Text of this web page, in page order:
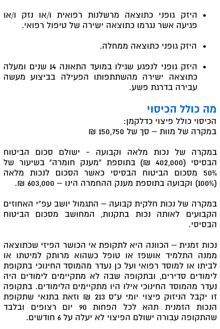
היזק גופני כתוצאה מרשלנות רפואית ו/או נזק ו/או
פגיעה אשר נגרמו כתוצאה ישירה של טיפול רפואי.
היזק גופני כתוצאה ממחלה.
היזק גופני לנפגע שגילו במועד התאונה 14 שנים ומעלה
כתוצאה ישירה מהשתתפותו הפעילה בביצוע מעשה
עבירה בדרגת פשע.
מה כולל הכיסוי
הכיסוי כולל פיצוי כדלקמן:
במקרה של מוות – סך של 150,750 ₪
במקרה של נכות מלאה וקבועה - ישולם סכום הביטוח
הבסיסי (402,000 ₪) בתוספת "מענק חומרה" בשיעור של
50% מסכום הביטוח הבסיסי כאשר הסכום לנכות מלאה
(100%) וקבועה בתוספת מענק ההחמרה הינו – 603,000 ₪.
במקרה של נכות חלקית קבועה – התגמול יושב עפ"י האחוזים
הקבועים לאותה נכות בתקנות, המחושב מסכום הביטוח
הבסיסי.
נכות זמנית – הכוונה היא לתקופת אי הכושר הפיזי שכתוצאה
ממנה התלמיד אושפז או טופל כשהוא מרותק למיטתו או
לביתו או למוסד רפואי ועל כן נעדר מהמוסד החינוכי בתקופת
לימודים סדירים, ובתקופה שבה לא מתקיימים לימודים היה
נעדר מהמוסד החינוכי אילו היו מתקיימים הלימודים. בתקופה
זו יקבל הניזוק פיצוי יומי ע"ס 213 ₪ וזאת בתנאי שתקופת
הנכות הזמנית תהא לכל הפחות 90 יום רצופים ובלבד
שהתקופה עבורה ישולם הפיצוי לא יעלה על 6 חודשים.